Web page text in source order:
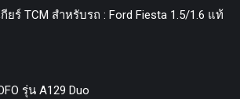
ร์ TCM สำหรับรถ : Ford Fiesta 1.5/1.6 แท้
รุ่น A129 Duo